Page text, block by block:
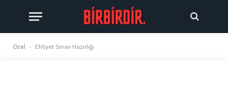
Özel - Ehliyet Sınav Hazırlığı